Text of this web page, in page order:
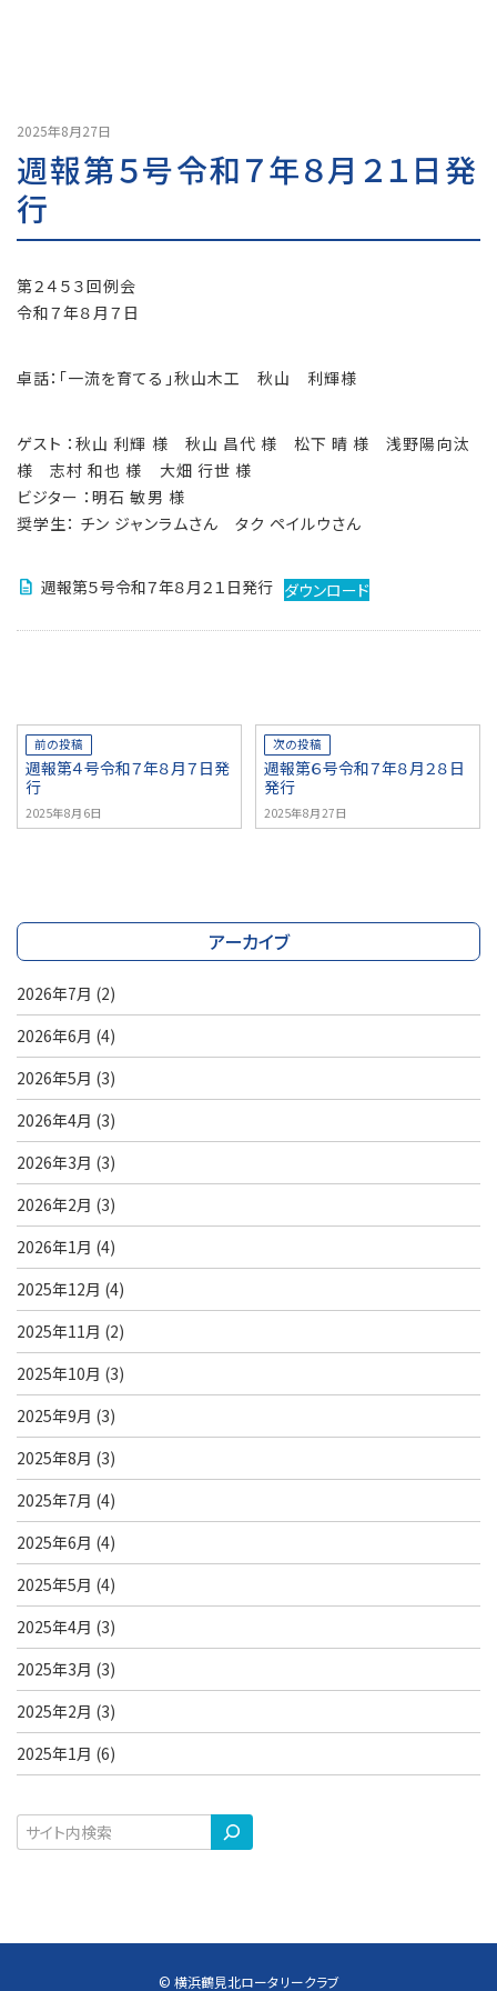
2025年8月27日
週報第５号令和７年８月２１日発
行
第２４５３回例会
令和７年８月７日
卓話：「一流を育てる」秋山木工 秋山 利輝様
ゲスト ：秋山 利輝 様 秋山 昌代 様 松下 晴 様 浅野陽向汰
様 志村 和也 様 大畑 行世 様
ビジター ：明石 敏男 様
奨学生： チン ジャンラムさん タク ペイルウさん
週報第５号令和７年８月２１日発行 ダウンロード
前の投稿
週報第４号令和７年８月７日発
行
2025年8月6日
次の投稿
週報第６号令和７年８月２８日
発行
2025年8月27日
アーカイブ
2026年7月 (2)
2026年6月 (4)
2026年5月 (3)
2026年4月 (3)
2026年3月 (3)
2026年2月 (3)
2026年1月 (4)
2025年12月 (4)
2025年11月 (2)
2025年10月 (3)
2025年9月 (3)
2025年8月 (3)
2025年7月 (4)
2025年6月 (4)
2025年5月 (4)
2025年4月 (3)
2025年3月 (3)
2025年2月 (3)
2025年1月 (6)
検
索
© 横浜鶴見北ロータリークラブ